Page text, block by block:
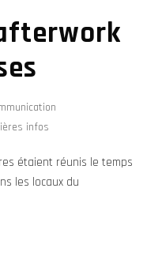
infos
étaient réunis le temps
les locaux du